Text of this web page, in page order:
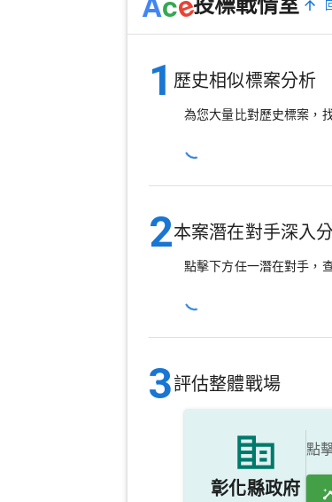
投標戰情室
1 歷史相似標案分析
為您大量比對歷史標案，
2本案潛在對手深入
點擊下方任一潛在對手，
3評估整體戰場
彰化縣政府
點